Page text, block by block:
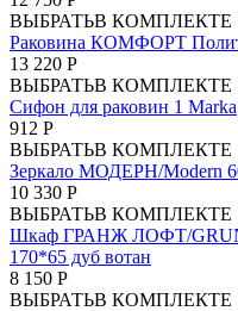
ВЫБРАТЬВ КОМПЛЕКТЕ
Раковина КОМФОРТ
13 220 Р
ВЫБРАТЬВ КОМПЛЕКТЕ
Сифон для раковин 1 Marka
912 Р
ВЫБРАТЬВ КОМПЛЕКТЕ
Зеркало МОДЕРН/Modern
10 330 Р
ВЫБРАТЬВ КОМПЛЕКТЕ
Шкаф ГРАНЖ ЛОФТ/
170*65 дуб вотан
8 150 Р
ВЫБРАТЬВ КОМПЛЕКТЕ